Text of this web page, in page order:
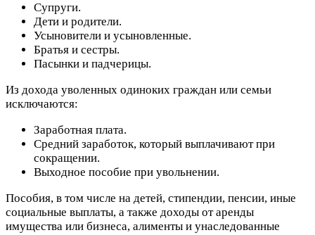
Супруги.
Дети и родители.
Усыновители и усыновленные.
Братья и сестры.
Пасынки и падчерицы.
Из дохода уволенных одиноких граждан или семьи
исключаются:
Заработная плата.
Средний заработок, который выплачивают при
сокращении.
Выходное пособие при увольнении.
Пособия, в том числе на детей, стипендии, пенсии, иные
социальные выплаты, а также доходы от аренды
имущества или бизнеса, алименты и унаследованные